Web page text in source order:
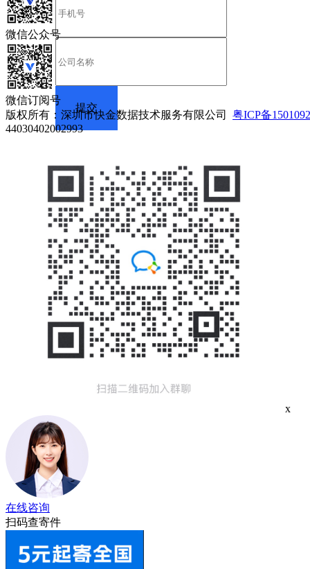
微信公众号
微信订阅号
版权所有：深圳市快金数据技术服务有限公司 粤ICP备
44030402002993
x
在线咨询
扫码查寄件